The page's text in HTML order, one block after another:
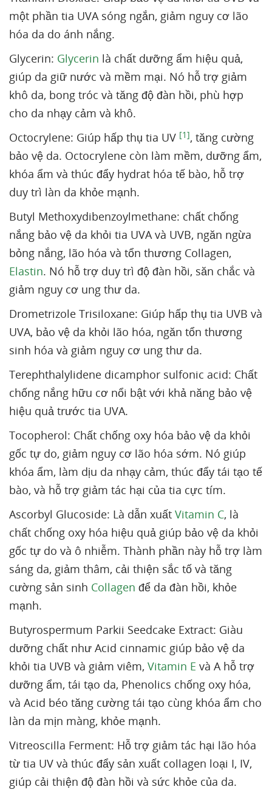
một phần tia UVA sóng ngắn, giảm nguy cơ lão
hóa da do ánh nắng.
Glycerin: Glycerin là chất dưỡng ẩm hiệu quả,
giúp da giữ nước và mềm mại. Nó hỗ trợ giảm
khô da, bong tróc và tăng độ đàn hồi, phù hợp
cho da nhạy cảm và khô.
Octocrylene: Giúp hấp thụ tia UV [1], tăng cường
bảo vệ da. Octocrylene còn làm mềm, dưỡng ẩm,
khóa ẩm và thúc đẩy hydrat hóa tế bào, hỗ trợ
duy trì làn da khỏe mạnh.
Butyl Methoxydibenzoylmethane: chất chống
nắng bảo vệ da khỏi tia UVA và UVB, ngăn ngừa
bỏng nắng, lão hóa và tổn thương Collagen,
Elastin. Nó hỗ trợ duy trì độ đàn hồi, săn chắc và
giảm nguy cơ ung thư da.
Drometrizole Trisiloxane: Giúp hấp thụ tia UVB và
UVA, bảo vệ da khỏi lão hóa, ngăn tổn thương
sinh hóa và giảm nguy cơ ung thư da.
Terephthalylidene dicamphor sulfonic acid: Chất
chống nắng hữu cơ nổi bật với khả năng bảo vệ
hiệu quả trước tia UVA.
Tocopherol: Chất chống oxy hóa bảo vệ da khỏi
gốc tự do, giảm nguy cơ lão hóa sớm. Nó giúp
khóa ẩm, làm dịu da nhạy cảm, thúc đẩy tái tạo tế
bào, và hỗ trợ giảm tác hại của tia cực tím.
Ascorbyl Glucoside: Là dẫn xuất Vitamin C, là
chất chống oxy hóa hiệu quả giúp bảo vệ da khỏi
gốc tự do và ô nhiễm. Thành phần này hỗ trợ làm
sáng da, giảm thâm, cải thiện sắc tố và tăng
cường sản sinh Collagen để da đàn hồi, khỏe
mạnh.
Butyrospermum Parkii Seedcake Extract: Giàu
dưỡng chất như Acid cinnamic giúp bảo vệ da
khỏi tia UVB và giảm viêm, Vitamin E và A hỗ trợ
dưỡng ẩm, tái tạo da, Phenolics chống oxy hóa,
và Acid béo tăng cường tái tạo cùng khóa ẩm cho
làn da mịn màng, khỏe mạnh.
Vitreoscilla Ferment: Hỗ trợ giảm tác hại lão hóa
từ tia UV và thúc đẩy sản xuất collagen loại I, IV,
giúp cải thiện độ đàn hồi và sức khỏe của da.